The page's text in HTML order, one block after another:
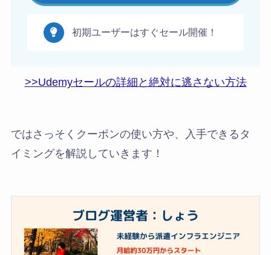
初期ユーザーはすぐセール開催！
>>Udemyセールの詳細と絶対に逃さない方法
ではさっそくクーポンの使い方や、入手できるタ
イミングを解説していきます！